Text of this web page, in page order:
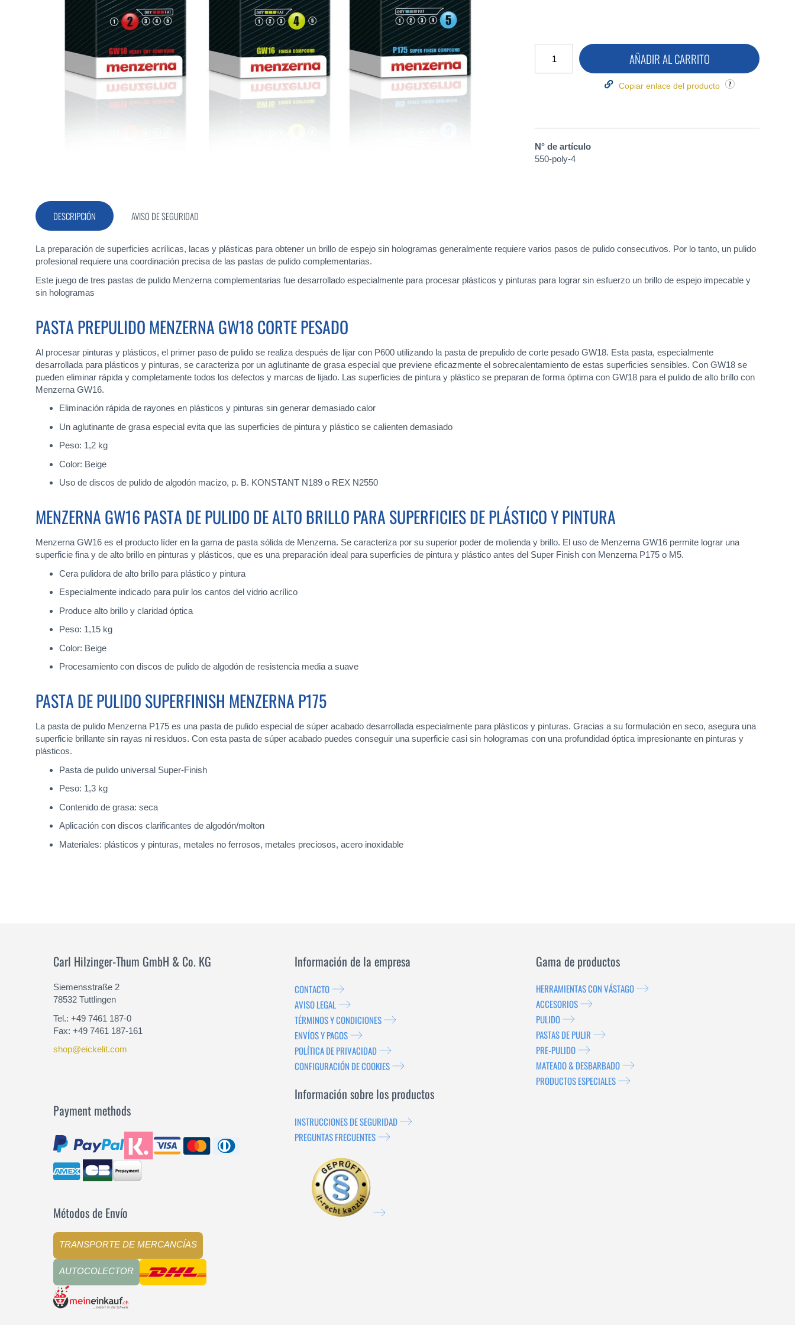
la
galería
imágenes
AÑADIR AL CARRITO
Copiar enlace del producto
N° de artículo
550-poly-4
DESCRIPCIÓN
La preparación de superficies acrílicas, lacas y plásticas para obtener un brillo de espejo sin hologramas generalmente requiere varios pasos de pulido consecutivos. Por lo tanto, un pulido
profesional requiere una coordinación precisa de las pastas de pulido complementarias.
Este juego de tres pastas de pulido Menzerna complementarias fue desarrollado especialmente para procesar plásticos y pinturas para lograr sin esfuerzo un brillo de espejo impecable y
sin hologramas
PASTA PREPULIDO MENZERNA GW18 CORTE PESADO
Al procesar pinturas y plásticos, el primer paso de pulido se realiza después de lijar con P600 utilizando la pasta de prepulido de corte pesado GW18. Esta pasta, especialmente
desarrollada para plásticos y pinturas, se caracteriza por un aglutinante de grasa especial que previene eficazmente el sobrecalentamiento de estas superficies sensibles. Con GW18 se
pueden eliminar rápida y completamente todos los defectos y marcas de lijado. Las superficies de pintura y plástico se preparan de forma óptima con GW18 para el pulido de alto brillo con
Menzerna GW16.
Eliminación rápida de rayones en plásticos y pinturas sin generar demasiado calor
Un aglutinante de grasa especial evita que las superficies de pintura y plástico se calienten demasiado
Peso: 1,2 kg
Color: Beige
Uso de discos de pulido de algodón macizo, p. B. KONSTANT N189 o REX N2550
MENZERNA GW16 PASTA DE PULIDO DE ALTO BRILLO PARA SUPERFICIES DE PLÁSTICO Y PINTURA
Menzerna GW16 es el producto líder en la gama de pasta sólida de Menzerna. Se caracteriza por su superior poder de molienda y brillo. El uso de Menzerna GW16 permite lograr una
superficie fina y de alto brillo en pinturas y plásticos, que es una preparación ideal para superficies de pintura y plástico antes del Super Finish con Menzerna P175 o M5.
Cera pulidora de alto brillo para plástico y pintura
Especialmente indicado para pulir los cantos del vidrio acrílico
Produce alto brillo y claridad óptica
Peso: 1,15 kg
Color: Beige
Procesamiento con discos de pulido de algodón de resistencia media a suave
PASTA DE PULIDO SUPERFINISH MENZERNA P175
La pasta de pulido Menzerna P175 es una pasta de pulido especial de súper acabado desarrollada especialmente para plásticos y pinturas. Gracias a su formulación en seco, asegura una
superficie brillante sin rayas ni residuos. Con esta pasta de súper acabado puedes conseguir una superficie casi sin hologramas con una profundidad óptica impresionante en pinturas y
plásticos.
Pasta de pulido universal Super-Finish
Peso: 1,3 kg
Contenido de grasa: seca
Aplicación con discos clarificantes de algodón/molton
Materiales: plásticos y pinturas, metales no ferrosos, metales preciosos, acero inoxidable
AVISO DE SEGURIDAD
Carl Hilzinger-Thum GmbH & Co. KG
Siemensstraße 2
78532 Tuttlingen
Tel.: +49 7461 187-0
Fax: +49 7461 187-161
shop@eickelit.com
Payment methods
Métodos de Envío
TRANSPORTE DE MERCANCÍAS
AUTOCOLECTOR
Información de la empresa
CONTACTO
AVISO LEGAL
TÉRMINOS Y CONDICIONES
ENVÍOS Y PAGOS
POLÍTICA DE PRIVACIDAD
CONFIGURACIÓN DE COOKIES
Información sobre los productos
INSTRUCCIONES DE SEGURIDAD
PREGUNTAS FRECUENTES
Gama de productos
HERRAMIENTAS CON VÁSTAGO
ACCESORIOS
PULIDO
PASTAS DE PULIR
PRE-PULIDO
MATEADO & DESBARBADO
PRODUCTOS ESPECIALES